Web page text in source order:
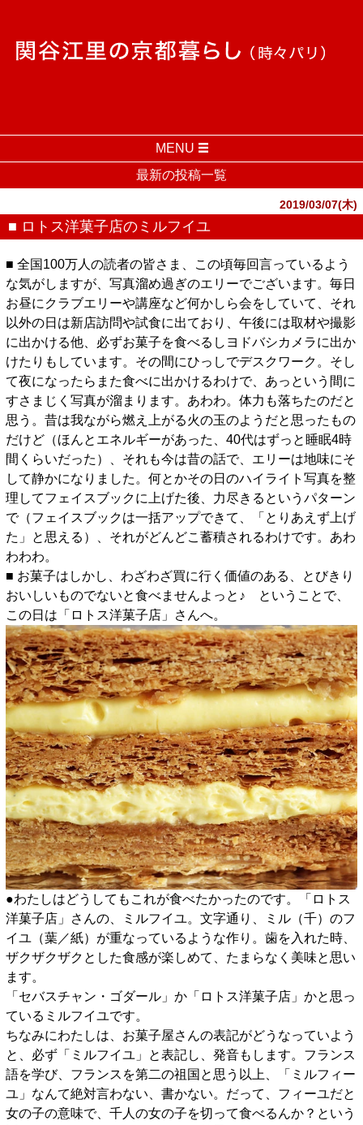
MENU
最新の投稿一覧
2019/03/07(木)
■ ロトス洋菓子店のミルフイユ
■ 全国100万人の読者の皆さま、この頃毎回言っているよう
な気がしますが、写真溜め過ぎのエリーでございます。毎日
お昼にクラブエリーや講座など何かしら会をしていて、それ
以外の日は新店訪問や試食に出ており、午後には取材や撮影
に出かける他、必ずお菓子を食べるしヨドバシカメラに出か
けたりもしています。その間にひっしでデスクワーク。そし
て夜になったらまた食べに出かけるわけで、あっという間に
すさまじく写真が溜まります。あわわ。体力も落ちたのだと
思う。昔は我ながら燃え上がる火の玉のようだと思ったもの
だけど（ほんとエネルギーがあった、40代はずっと睡眠4時
間くらいだった）、それも今は昔の話で、エリーは地味にそ
して静かになりました。何とかその日のハイライト写真を整
理してフェイスブックに上げた後、力尽きるというパターン
で（フェイスブックは一括アップできて、「とりあえず上げ
た」と思える）、それがどんどこ蓄積されるわけです。あわ
わわわ。
■ お菓子はしかし、わざわざ買に行く価値のある、とびきり
おいしいものでないと食べませんよっと♪ ということで、
この日は「ロトス洋菓子店」さんへ。
●わたしはどうしてもこれが食べたかったのです。「ロトス
洋菓子店」さんの、ミルフイユ。文字通り、ミル（千）のフ
イユ（葉／紙）が重なっているような作り。歯を入れた時、
ザクザクザクとした食感が楽しめて、たまらなく美味と思い
ます。
「セバスチャン・ゴダール」か「ロトス洋菓子店」かと思っ
ているミルフイユです。
ちなみにわたしは、お菓子屋さんの表記がどうなっていよう
と、必ず「ミルフイユ」と表記し、発音もします。フランス
語を学び、フランスを第二の祖国と思う以上、「ミルフィー
ユ」なんて絶対言わない、書かない。だって、フィーユだと
女の子の意味で、千人の女の子を切って食べるんか？という